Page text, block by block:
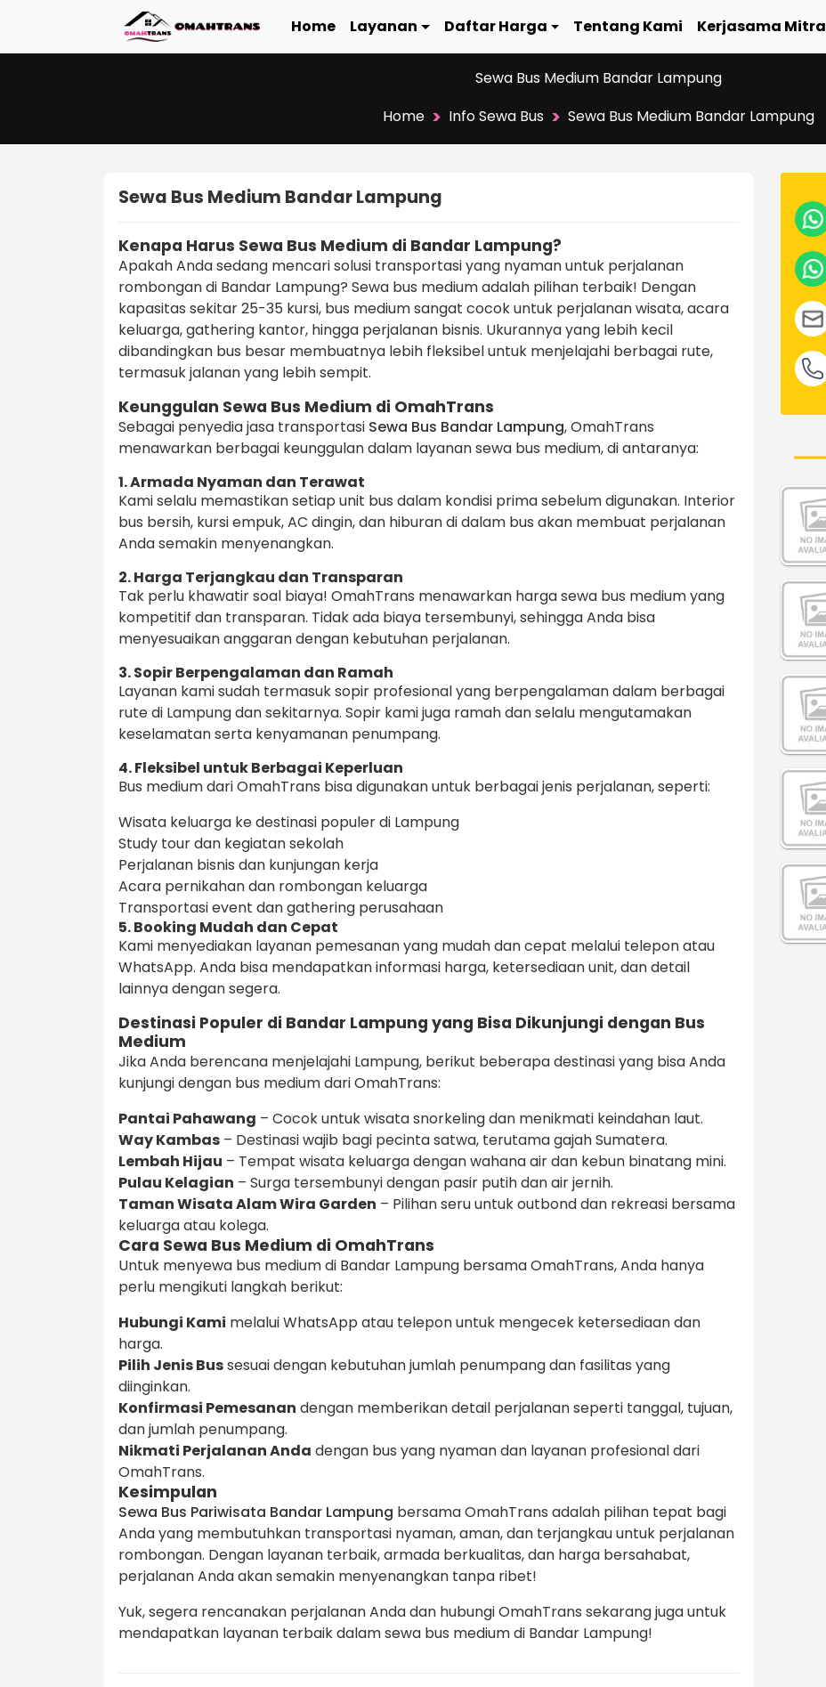
Home Layanan Daftar Harga Tentang Kami Kerjasama Mitra
Sewa Bus Medium Bandar Lampung
Home > Info Sewa Bus > Sewa Bus Medium Bandar Lampung
Sewa Bus Medium Bandar Lampung
Kenapa Harus Sewa Bus Medium di Bandar Lampung?
Apakah Anda sedang mencari solusi transportasi yang nyaman untuk perjalanan
rombongan di Bandar Lampung? Sewa bus medium adalah pilihan terbaik! Dengan
kapasitas sekitar 25-35 kursi, bus medium sangat cocok untuk perjalanan wisata, acara
keluarga, gathering kantor, hingga perjalanan bisnis. Ukurannya yang lebih kecil
dibandingkan bus besar membuatnya lebih fleksibel untuk menjelajahi berbagai rute,
termasuk jalanan yang lebih sempit.
Keunggulan Sewa Bus Medium di OmahTrans
Sebagai penyedia jasa transportasi Sewa Bus Bandar Lampung, OmahTrans
menawarkan berbagai keunggulan dalam layanan sewa bus medium, di antaranya:
1. Armada Nyaman dan Terawat
Kami selalu memastikan setiap unit bus dalam kondisi prima sebelum digunakan. Interior
bus bersih, kursi empuk, AC dingin, dan hiburan di dalam bus akan membuat perjalanan
Anda semakin menyenangkan.
2. Harga Terjangkau dan Transparan
Tak perlu khawatir soal biaya! OmahTrans menawarkan harga sewa bus medium yang
kompetitif dan transparan. Tidak ada biaya tersembunyi, sehingga Anda bisa
menyesuaikan anggaran dengan kebutuhan perjalanan.
3. Sopir Berpengalaman dan Ramah
Layanan kami sudah termasuk sopir profesional yang berpengalaman dalam berbagai
rute di Lampung dan sekitarnya. Sopir kami juga ramah dan selalu mengutamakan
keselamatan serta kenyamanan penumpang.
4. Fleksibel untuk Berbagai Keperluan
Bus medium dari OmahTrans bisa digunakan untuk berbagai jenis perjalanan, seperti:
Wisata keluarga ke destinasi populer di Lampung
Study tour dan kegiatan sekolah
Perjalanan bisnis dan kunjungan kerja
Acara pernikahan dan rombongan keluarga
Transportasi event dan gathering perusahaan
5. Booking Mudah dan Cepat
Kami menyediakan layanan pemesanan yang mudah dan cepat melalui telepon atau
WhatsApp. Anda bisa mendapatkan informasi harga, ketersediaan unit, dan detail
lainnya dengan segera.
Destinasi Populer di Bandar Lampung yang Bisa Dikunjungi dengan Bus
Medium
Jika Anda berencana menjelajahi Lampung, berikut beberapa destinasi yang bisa Anda
kunjungi dengan bus medium dari OmahTrans:
Pantai Pahawang – Cocok untuk wisata snorkeling dan menikmati keindahan laut.
Way Kambas – Destinasi wajib bagi pecinta satwa, terutama gajah Sumatera.
Lembah Hijau – Tempat wisata keluarga dengan wahana air dan kebun binatang mini.
Pulau Kelagian – Surga tersembunyi dengan pasir putih dan air jernih.
Taman Wisata Alam Wira Garden – Pilihan seru untuk outbond dan rekreasi bersama
keluarga atau kolega.
Cara Sewa Bus Medium di OmahTrans
Untuk menyewa bus medium di Bandar Lampung bersama OmahTrans, Anda hanya
perlu mengikuti langkah berikut:
Hubungi Kami melalui WhatsApp atau telepon untuk mengecek ketersediaan dan
harga.
Pilih Jenis Bussesuai dengan kebutuhan jumlah penumpang dan fasilitas yang
diinginkan.
Konfirmasi Pemesanan dengan memberikan detail perjalanan seperti tanggal, tujuan,
dan jumlah penumpang.
Nikmati Perjalanan Anda dengan bus yang nyaman dan layanan profesional dari
OmahTrans.
Kesimpulan
Sewa Bus Pariwisata Bandar Lampung bersama OmahTrans adalah pilihan tepat bagi
Anda yang membutuhkan transportasi nyaman, aman, dan terjangkau untuk perjalanan
rombongan. Dengan layanan terbaik, armada berkualitas, dan harga bersahabat,
perjalanan Anda akan semakin menyenangkan tanpa ribet!
Yuk, segera rencanakan perjalanan Anda dan hubungi OmahTrans sekarang juga untuk
mendapatkan layanan terbaik dalam sewa bus medium di Bandar Lampung!